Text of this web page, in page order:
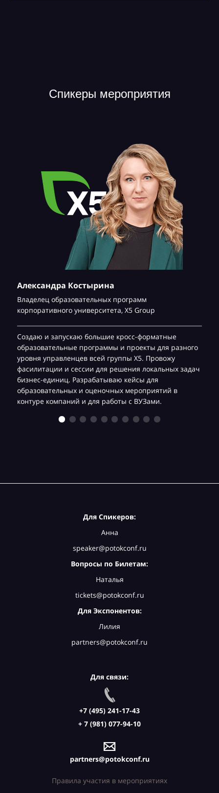
Спикеры мероприятия
Александра Костырина
Владелец образовательных программ
корпоративного университета, Х5 Group
Создаю и запускаю большие кросс-форматные
образовательные программы и проекты для разного
уровня управленцев всей группы Х5. Провожу
фасилитации и сессии для решения локальных задач
бизнес-единиц. Разрабатываю кейсы для
образовательных и оценочных мероприятий в
контуре компаний и для работы с ВУЗами.
Для Спикеров:
Анна
speaker@potokconf.ru
Вопросы по Билетам:
Наталья
tickets@potokconf.ru
Для Экспонентов:
Лилия
partners@potokconf.ru
Для связи:
+7 (495) 241-17-43
+ 7 (981) 077-94-10
partners@potokconf.ru
Правила участия в мероприятиях